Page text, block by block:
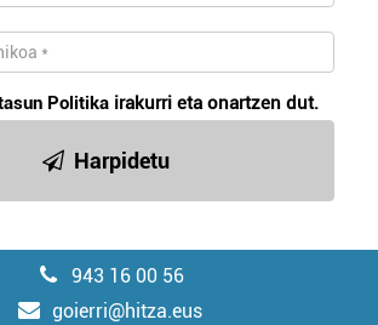
Politika irakurri eta onartzen dut.
Harpidetu
943 16 00 56
goierri@hitza.eus